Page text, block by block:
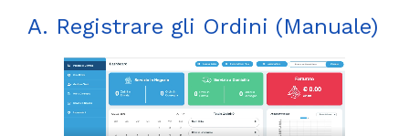
A. Registrare gli Ordini (Manuale)